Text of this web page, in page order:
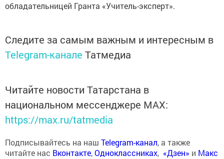
обладательницей Гранта «Учитель-эксперт».
Следите за самым важным и интересным в
Telegram-канале Татмедиа
Читайте новости Татарстана в
национальном мессенджере MАХ:
https://max.ru/tatmedia
Подписывайтесь на наш Telegram-канал, а также
читайте нас Вконтакте,Одноклассниках, «Дзен» и Макс